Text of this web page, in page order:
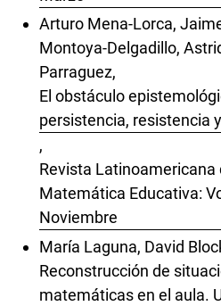
Arturo Mena-Lorca,
Montoya-Delgadillo,
Parraguez,
El obstáculo
persistencia, resistencia
,
Revista Latinoamericana
Matemática Educativa:
Noviembre
María Laguna, David
Reconstrucción de
matemáticas en el aula.